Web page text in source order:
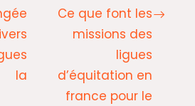
la
Ce que font les
missions des
ligues
d’équitation en
france pour le